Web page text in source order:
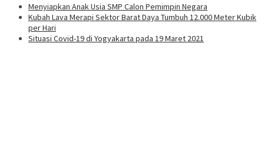
Menyiapkan Anak Usia SMP Calon Pemimpin Negara
Kubah Lava Merapi Sektor Barat Daya Tumbuh 12.000 Meter Kubik
per Hari
Situasi Covid-19 di Yogyakarta pada 19 Maret 2021